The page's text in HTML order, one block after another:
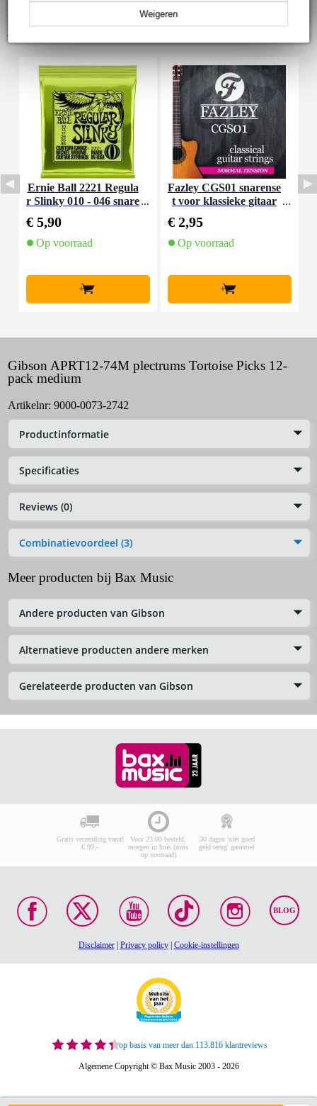
Weigeren
Ernie Ball 2221 Regula
r Slinky 010 - 046 snare
€ 5,90
Op voorraad
+
Fazley CGS01 snarense
t voor klassieke gitaar
€ 2,95
Op voorraad
+
Gibson APRT12-74M plectrums Tortoise Picks 12-
pack medium
Artikelnr: 9000-0073-2742
Productinformatie
Specificaties
Reviews (0)
Combinatievoordeel (3)
Meer producten bij Bax Music
Andere producten van Gibson
Alternatieve producten andere merken
Gerelateerde producten van Gibson
Gratis verzending vanaf
€ 99,-
Voor 23:00 besteld,
morgen in huis (mits
op voorraad)
30 dagen 'niet goed
geld terug' garantie!
BLOG
Disclaimer| Privacy policy| Cookie-instellingen
op basis van meer dan 113.816 klantreviews
Algemene Copyright © Bax Music 2003 - 2026